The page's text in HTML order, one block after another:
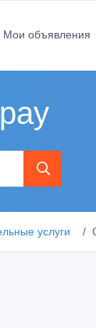
Мои объявления
услуги